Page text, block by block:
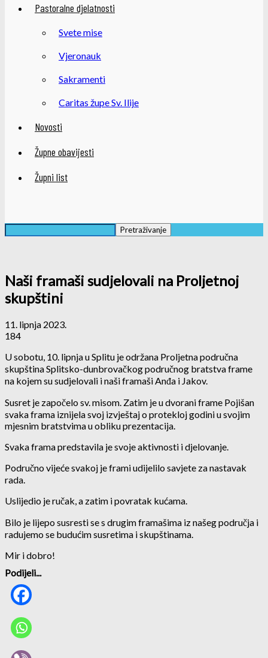
Pastoralne djelatnosti
Svete mise
Vjeronauk
Sakramenti
Caritas župe Sv. Ilije
Novosti
Župne obavijesti
Župni list
Naši framaši sudjelovali na Proljetnoj
skupštini
11. lipnja 2023.
184
U sobotu, 10. lipnja u Splitu je održana Proljetna područna
skupština Splitsko-dunbrovačkog područnog bratstva frame
na kojem su sudjelovali i naši framaši Anđa i Jakov.
Susret je započelo sv. misom. Zatim je u dvorani frame Pojišan
svaka frama iznijela svoj izvještaj o protekloj godini u svojim
mjesnim bratstvima u obliku prezentacija.
Svaka frama predstavila je svoje aktivnosti i djelovanje.
Područno vijeće svakoj je frami udijelilo savjete za nastavak
rada.
Uslijedio je ručak, a zatim i povratak kućama.
Bilo je lijepo susresti se s drugim framašima iz našeg područja i
radujemo se budućim susretima i skupštinama.
Mir i dobro!
Podijeli...